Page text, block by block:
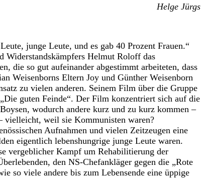
Helge Jürgs
junge Leute, und es gab 40 Prozent Frauen.“
Widerstandskämpfers Helmut Roloff das
die so gut aufeinander abgestimmt arbeiteten, dass
Weisenborns Eltern Joy und Günther Weisenborn
zu vielen anderen. Seinem Film über die Gruppe
guten Feinde“. Der Film konzentriert sich auf die
wodurch andere kurz und zu kurz kommen –
vielleicht, weil sie Kommunisten waren?
Aufnahmen und vielen Zeitzeugen eine
eigentlich lebenshungrige junge Leute waren.
vergeblicher Kampf um Rehabilitierung der
den NS-Chefankläger gegen die „Rote
so viele andere bis zum Lebensende eine üppige